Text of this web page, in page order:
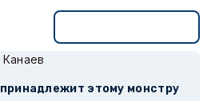
этому монстру